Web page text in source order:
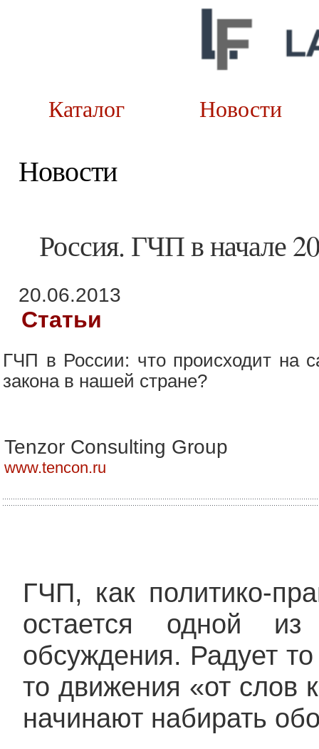
Каталог
Новости
Россия. ГЧП в начале
20.06.2013
Статьи
ГЧП в России: что происходит на
закона в нашей стране?
Tenzor Consulting Group
www.tencon.ru
ГЧП, как политико-
остается одной
обсуждения. Радует
то движения «от слов
начинают набирать